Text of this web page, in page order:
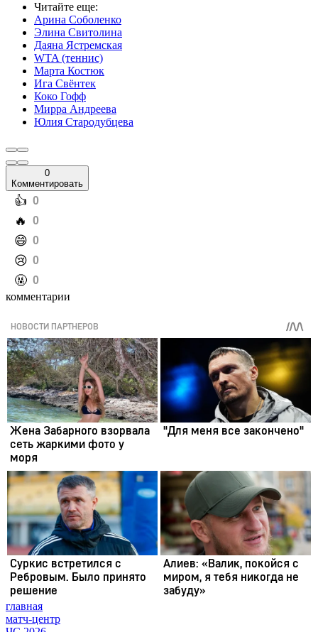
Читайте еще:
Арина Соболенко
Элина Свитолина
Даяна Ястремская
WTA (теннис)
Марта Костюк
Ига Свёнтек
Коко Гофф
Мирра Андреева
Юлия Стародубцева
0
Комментировать
️👍 0
️🔥 0
️😄 0
️😢 0
️🤬 0
комментарии
главная
матч-центр